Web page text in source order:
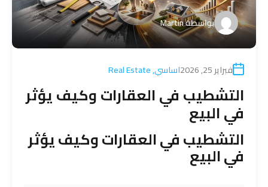
بواسطةMartin
فبراير 25, 2026 اساسي,
Real Estate
التشطيب في العقارات وكيف يؤثر
في البيع
التشطيب فيالعقاراتوكيف يؤثر
في البيع